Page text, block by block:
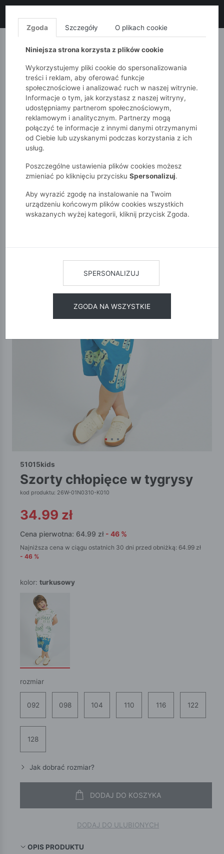
MONNARI QUIOSQUE
51015kids Chłopcy 2-7 lat Szorty chłopięce w tygrysy
51015kids
szorty chłopięce w tygrysy
kod produktu: 26W-01N0310-K010
34.99 zł
Cena pierwotna: 64.99 zł - 46 %
Najniższa cena w ciągu ostatnich 30 dni przed obniżką: 64.99 zł
- 46 %
kolor: turkusowy
rozmiar
092 098 104 110 116 122
128
Jak dobrać rozmiar?
DODAJ DO KOSZYKA
DODAJ DO ULUBIONYCH
OPIS PRODUKTU
Zgoda Szczegóły O plikach cookie
Niniejsza strona korzysta z plików cookie
Wykorzystujemy pliki cookie do spersonalizowania
treści i reklam, aby oferować funkcje
społecznościowe i analizować ruch w naszej witrynie.
Informacje o tym, jak korzystasz z naszej witryny,
udostępniamy partnerom społecznościowym,
reklamowym i analitycznym. Partnerzy mogą
połączyć te informacje z innymi danymi otrzymanymi
od Ciebie lub uzyskanymi podczas korzystania z ich
usług.
Poszczególne ustawienia plików cookies możesz
zmieniać po kliknięciu przycisku Spersonalizuj.
Aby wyrazić zgodę na instalowanie na Twoim
urządzeniu końcowym plików cookies wszystkich
wskazanych wyżej kategorii, kliknij przycisk Zgoda.
SPERSONALIZUJ
ZGODA NA WSZYSTKIE